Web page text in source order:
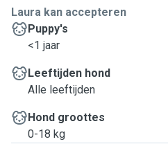
Laura kan accepteren
Puppy's
<1 jaar
Leeftijden hond
Alle leeftijden
Hond groottes
0-18 kg